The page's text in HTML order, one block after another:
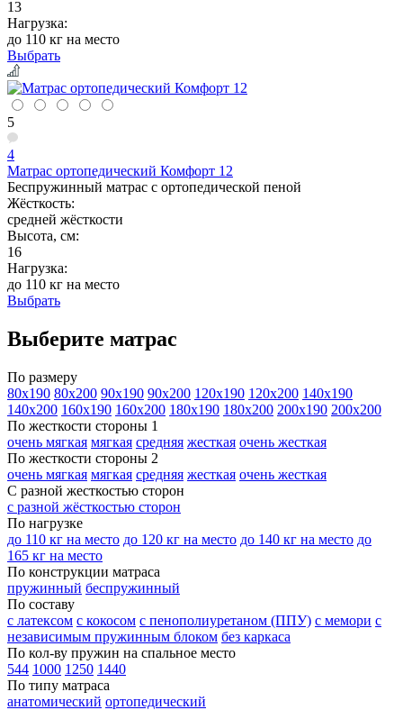
13
Нагрузка:
до 110 кг на место
Выбрать
5
4
Матрас ортопедический Комфорт 12
Беспружинный матрас с ортопедической пеной
Жёсткость:
средней жёсткости
Высота, см:
16
Нагрузка:
до 110 кг на место
Выбрать
Выберите матрас
По размеру
80х190 80х200 90х190 90х200 120х190 120х200 140х190
140х200 160х190 160х200 180х190 180х200 200х190 200х200
По жесткости стороны 1
очень мягкая мягкая средняя жесткая очень жесткая
По жесткости стороны 2
очень мягкая мягкая средняя жесткая очень жесткая
С разной жесткостью сторон
с разной жёсткостью сторон
По нагрузке
до 110 кг на место до 120 кг на место до 140 кг на место до
165 кг на место
По конструкции матраса
пружинный беспружинный
По составу
с латексом с кокосом с пенополиуретаном (ППУ) с мемори с
независимым пружинным блоком без каркаса
По кол-ву пружин на спальное место
544 1000 1250 1440
По типу матраса
анатомический ортопедический